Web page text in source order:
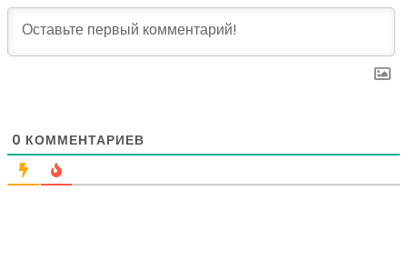
0 КОММЕНТАРИЕВ